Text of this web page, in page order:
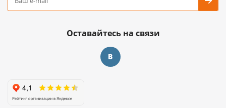
Оставайтесь на связи